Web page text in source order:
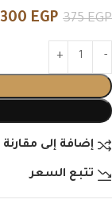
375EGP
300 EGP
إضافة إلى مقارنة
تتبع السعر